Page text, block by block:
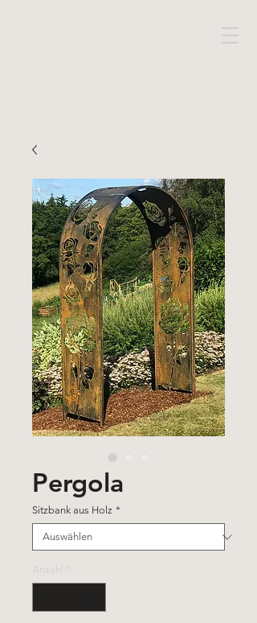
Pergola
Sitzbank aus Holz *
Anzahl